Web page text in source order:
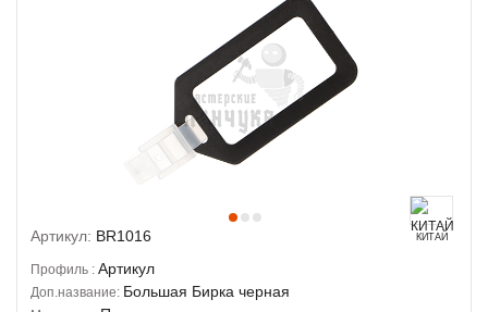
Артикул: BR1016 КИТАЙ
Профиль : Артикул
Доп.название: Большая Бирка черная